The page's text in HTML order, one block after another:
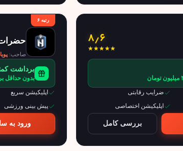
۸٫۶
ضرایب رقابتی
اپلیکیشن اختصاصی
بررسی کامل
رتبه ۶
صاحب:
برداشت کمتر از
بدون حداقل
اپلیکیشن سریع
پیش بینی ورزشی
ورود به